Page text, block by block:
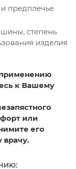
предплечье
степень
изделия
к Вашему
или
его
врачу.